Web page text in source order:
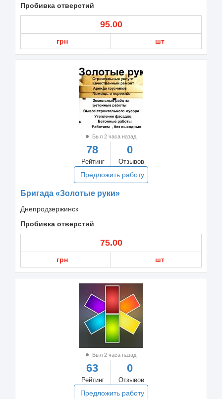
Пробивка отверстий
95.00
грн шт
Был 2 часа назад
78
Рейтинг
0
Отзывов
Предложить работу
Бригада «Золотые руки»
Днепродзержинск
Пробивка отверстий
75.00
грн шт
Был 2 часа назад
63
Рейтинг
0
Отзывов
Предложить работу